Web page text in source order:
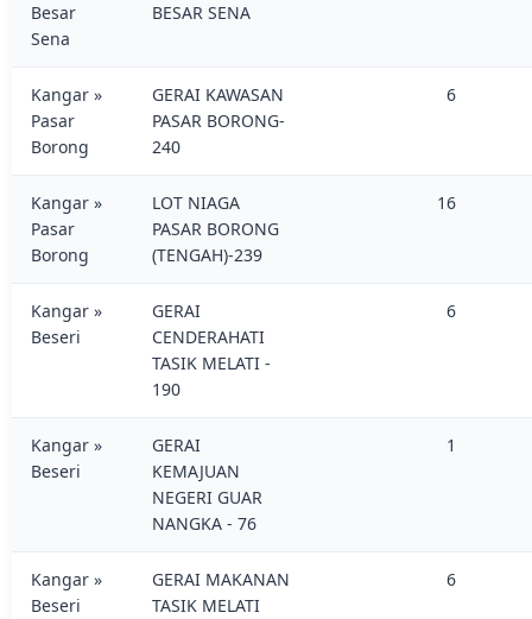
Besar
Sena
BESAR SENA
Kangar »
Pasar
Borong
GERAI KAWASAN
PASAR BORONG-
240
6
Kangar »
Pasar
Borong
LOT NIAGA
PASAR BORONG
(TENGAH)-239
16
Kangar »
Beseri
GERAI
CENDERAHATI
TASIK MELATI -
190
6
Kangar »
Beseri
GERAI
KEMAJUAN
NEGERI GUAR
NANGKA - 76
1
Kangar »
Beseri
GERAI MAKANAN
TASIK MELATI
6